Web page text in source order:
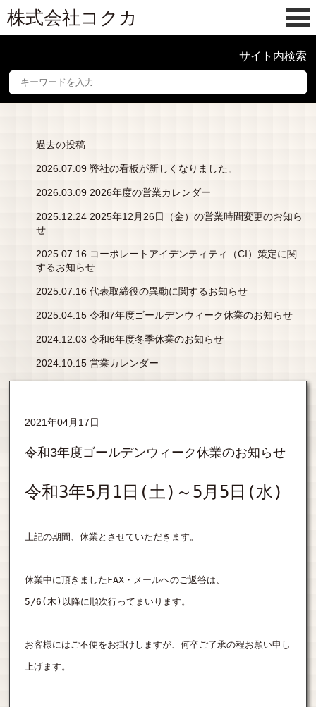
株式会社コクカ
サイト内検索
過去の投稿
2026.07.09 弊社の看板が新しくなりました。
2026.03.09 2026年度の営業カレンダー
2025.12.24 2025年12月26日（金）の営業時間変更のお知ら
せ
2025.07.16 コーポレートアイデンティティ（CI）策定に関
するお知らせ
2025.07.16 代表取締役の異動に関するお知らせ
2025.04.15 令和7年度ゴールデンウィーク休業のお知らせ
2024.12.03 令和6年度冬季休業のお知らせ
2024.10.15 営業カレンダー
2021年04月17日
令和3年度ゴールデンウィーク休業のお知らせ
令和3年5月1日(土)～5月5日(水)
上記の期間、休業とさせていただきます。
休業中に頂きましたFAX・メールへのご返答は、
5/6(木)以降に順次行ってまいります。
お客様にはご不便をお掛けしますが、何卒ご了承の程お願い申し
上げます。